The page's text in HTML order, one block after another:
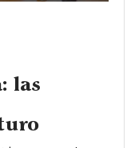
las